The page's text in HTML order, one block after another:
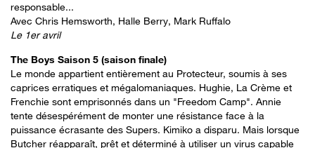
responsable...
Avec Chris Hemsworth, Halle Berry, Mark Ruffalo
Le 1er avril
The Boys Saison 5 (saison finale)
Le monde appartient entièrement au Protecteur, soumis à ses
caprices erratiques et mégalomaniaques. Hughie, La Crème et
Frenchie sont emprisonnés dans un "Freedom Camp". Annie
tente désespérément de monter une résistance face à la
puissance écrasante des Supers. Kimiko a disparu. Mais lorsque
Butcher réapparaît, prêt et déterminé à utiliser un virus capable